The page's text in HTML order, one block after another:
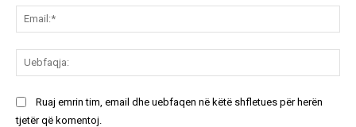
Ruaj emrin tim, email dhe uebfaqen në këtë shfletues për herën
tjetër që komentoj.